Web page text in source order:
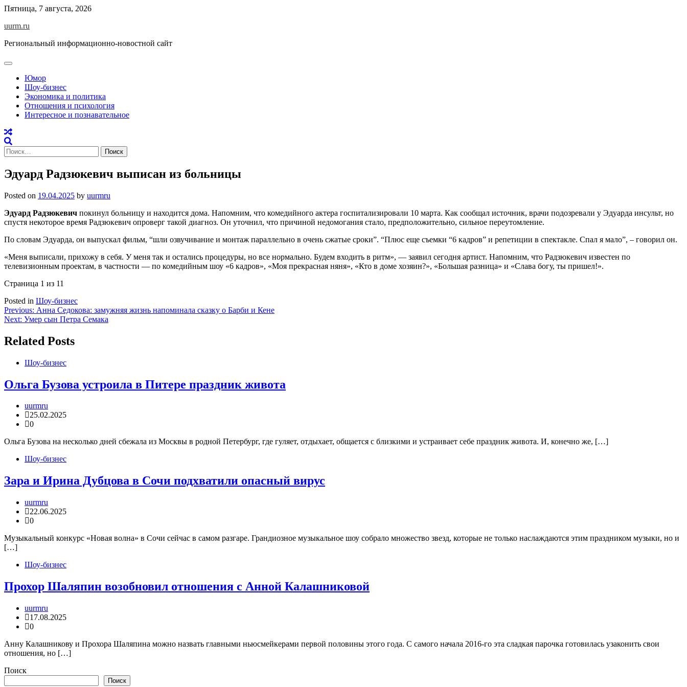
Skip
content
Пятница, 7 августа, 2026
uurm.ru
Региональный информационно-новостной сайт
Юмор
Шоу-бизнес
Экономика и политика
Отношения и психология
Интересное и познавательное
Найти:
Эдуард Радзюкевич выписан из больницы
Posted on 19.04.2025 by uurmru
Эдуард Радзюкевич покинул больницу и находится дома. Напомним, что комедийного актера госпитализировали 10 марта. Как сообщал источник, врачи подозревали у Эдуарда инсульт, но
спустя некоторое время Радзюкевич опроверг такой диагноз. Он уточнил, что причиной недомогания стало, предположительно, сильное переутомление.
По словам Эдуарда, он выпускал фильм, “шли озвучивание и монтаж параллельно в очень сжатые сроки”. “Плюс еще съемки “6 кадров” и репетиции в спектакле. Спал я мало”, – говорил он.
«Меня выписали, прихожу в себя. У меня так и остались процедуры, но все нормально. Будем входить в ритм», — заявил сегодня артист. Напомним, что Радзюкевич известен по
телевизионным проектам, в частности — по комедийным шоу «6 кадров», «Моя прекрасная няня», «Кто в доме хозяин?», «Большая разница» и «Слава богу, ты пришел!».
Страница 1 из 11
Posted in Шоу-бизнес
Навигация
по
записям
Previous: Анна Седокова: замужняя жизнь напоминала сказку о Барби и Кене
Next: Умер сын Петра Семака
Related Posts
Шоу-бизнес
Ольга Бузова устроила в Питере праздник живота
uurmru
25.02.2025
0
Ольга Бузова на несколько дней сбежала из Москвы в родной Петербург, где гуляет, отдыхает, общается с близкими и устраивает себе праздник живота. И, конечно же, […]
Шоу-бизнес
Зара и Ирина Дубцова в Сочи подхватили опасный вирус
uurmru
22.06.2025
0
Музыкальный конкурс «Новая волна» в Сочи сейчас в самом разгаре. Грандиозное музыкальное шоу собрало множество звезд, которые не только наслаждаются этим праздником музыки, но и
[…]
Шоу-бизнес
Прохор Шаляпин возобновил отношения с Анной Калашниковой
uurmru
17.08.2025
0
Анну Калашникову и Прохора Шаляпина можно назвать главными ньюсмейкерами первой половины этого года. С самого начала 2016-го эта сладкая парочка готовилась узаконить свои
отношения, но […]
Поиск
Поиск